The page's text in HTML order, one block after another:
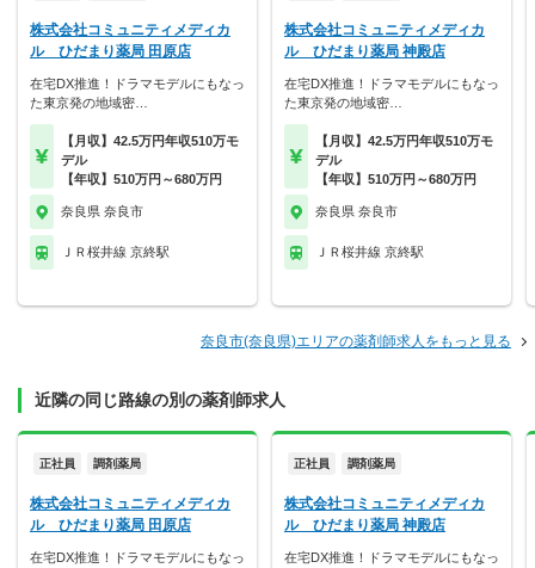
株式会社コミュニティメディカ
ル ひだまり薬局 田原店
在宅DX推進！ドラマモデルにもなっ
た東京発の地域密…
【月収】42.5万円年収510万モ
デル
【年収】510万円～680万円
奈良県 奈良市
ＪＲ桜井線 京終駅
株式会社コミュニティメディカ
ル ひだまり薬局 神殿店
在宅DX推進！ドラマモデルにもなっ
た東京発の地域密…
【月収】42.5万円年収510万モ
デル
【年収】510万円～680万円
奈良県 奈良市
ＪＲ桜井線 京終駅
奈良市(奈良県)エリアの薬剤師求人をもっと見る
近隣の同じ路線の別の薬剤師求人
正社員 調剤薬局
株式会社コミュニティメディカ
ル ひだまり薬局 田原店
在宅DX推進！ドラマモデルにもなっ
正社員 調剤薬局
株式会社コミュニティメディカ
ル ひだまり薬局 神殿店
在宅DX推進！ドラマモデルにもなっ